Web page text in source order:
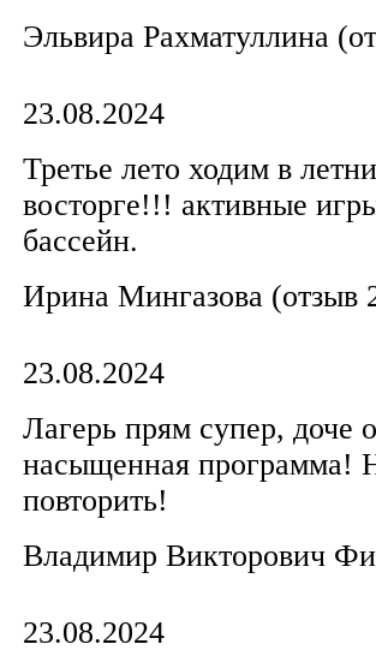
​Эльвира Рахматуллина
23.08.2024
Третье лето ходим в
восторге!!! активные
бассейн.
​Ирина Мингазова​ (отзыв
23.08.2024
Лагерь прям супер, доче
насыщенная программа!
повторить!
Владимир Викторович
23.08.2024